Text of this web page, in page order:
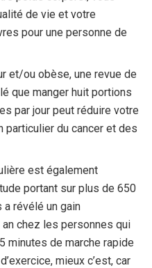
de vie et votre
pour une personne de
et/ou obèse, une revue de
que manger huit portions
par jour peut réduire votre
particulier du cancer et des
est également
portant sur plus de 650
révélé un gain
an chez les personnes qui
minutes de marche rapide
mieux c’est, car